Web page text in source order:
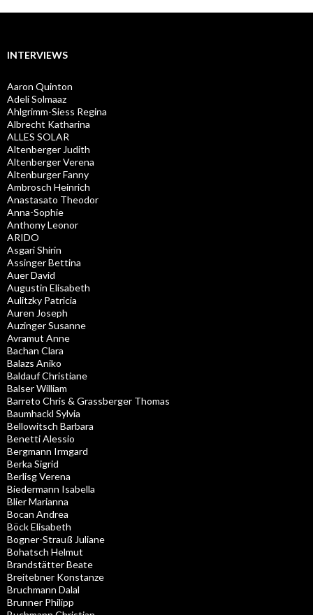
INTERVIEWS
Aaron Quinton
Adeli Solmaaz
Ahlgrimm-Siess Regina
Albrecht Katharina
ALLES SOLAR
Altenberger Judith
Altenberger Verena
Altenburger Fanny
Ambrosch Heinrich
Anastasato Theodor
Anna-Sophie
Anthony Leonor
ARIDO
Asgari Shirin
Assinger Bettina
Auer David
Augustin Elisabeth
Aulitzky Patricia
Auren Joseph
Auzinger Susanne
Avramut Anne
Bachan Clara
Balazs Aniko
Baldauf Christiane
Balser William
Barreto Chris & Grassberger Thomas
Baumhackl Sylvia
Bellowitsch Barbara
Benetti Alessio
Bergmann Irmgard
Berka Sigrid
Berlisg Verena
Biedermann Isabella
Blier Marianna
Bocan Andrea
Böck Elisabeth
Bogner-Strauß Juliane
Bohatsch Helmut
Brandstätter Beate
Breitebner Konstanze
Bruchmann Dalal
Brunner Philipp